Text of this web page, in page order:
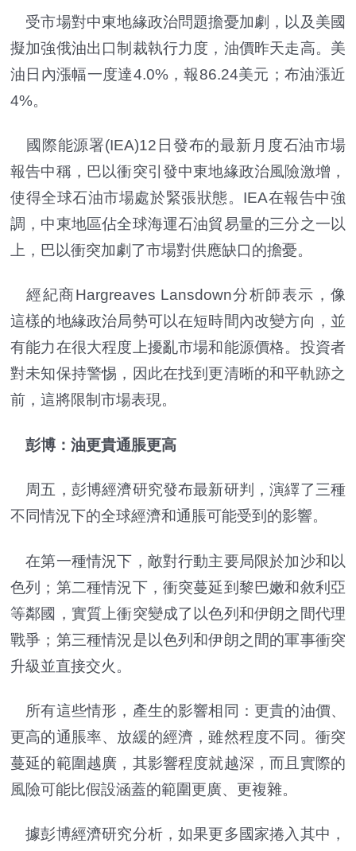
受市場對中東地緣政治問題擔憂加劇，以及美國
擬加強俄油出口制裁執行力度，油價昨天走高。美
油日內漲幅一度達4.0%，報86.24美元；布油漲近
4%。
國際能源署(IEA)12日發布的最新月度石油市場
報告中稱，巴以衝突引發中東地緣政治風險激增，
使得全球石油市場處於緊張狀態。IEA在報告中強
調，中東地區佔全球海運石油貿易量的三分之一以
上，巴以衝突加劇了市場對供應缺口的擔憂。
經紀商Hargreaves Lansdown分析師表示，像
這樣的地緣政治局勢可以在短時間內改變方向，並
有能力在很大程度上擾亂市場和能源價格。投資者
對未知保持警惕，因此在找到更清晰的和平軌跡之
前，這將限制市場表現。
彭博：油更貴通脹更高
周五，彭博經濟研究發布最新研判，演繹了三種
不同情況下的全球經濟和通脹可能受到的影響。
在第一種情況下，敵對行動主要局限於加沙和以
色列；第二種情況下，衝突蔓延到黎巴嫩和敘利亞
等鄰國，實質上衝突變成了以色列和伊朗之間代理
戰爭；第三種情況是以色列和伊朗之間的軍事衝突
升級並直接交火。
所有這些情形，產生的影響相同：更貴的油價、
更高的通脹率、放緩的經濟，雖然程度不同。衝突
蔓延的範圍越廣，其影響程度就越深，而且實際的
風險可能比假設涵蓋的範圍更廣、更複雜。
據彭博經濟研究分析，如果更多國家捲入其中，